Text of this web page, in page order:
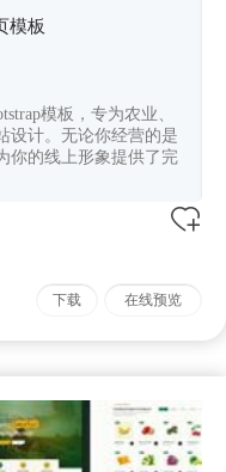
模板
模板，专为农业、
设计。无论你经营的是
你的线上形象提供了完
下载 在线预览